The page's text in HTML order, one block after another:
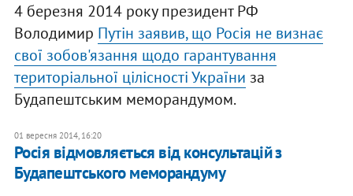
4 березня 2014 року президент РФ
Володимир Путін заявив, що Росія не визнає
свої зобов'язання щодо гарантування
територіальної цілісності України за
Будапештським меморандумом.
01 вересня 2014, 16:20
Росія відмовляється від консультацій з
Будапештського меморандуму